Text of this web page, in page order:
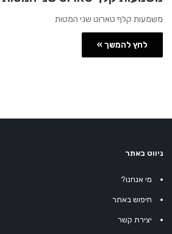
משמעות קלף טארוט שני המטות
לחץ להמשך »
ניווט באתר
מי אנחנו?
חיפוש באתר
יצירת קשר